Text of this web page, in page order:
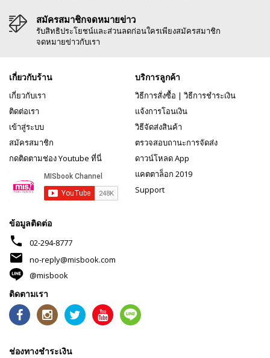
สมัครสมาชิกจดหมายข่าว
รับสิทธิประโยชน์และส่วนลดก่อนใครเพียงสมัครสมาชิก
จดหมายข่าวกับเรา
เกี่ยวกับร้าน
เกี่ยวกับเรา
ติดต่อเรา
เข้าสู่ระบบ
สมัครสมาชิก
กดติดตามช่อง Youtube ที่นี่
บริการลูกค้า
วิธีการสั่งซื้อ | วิธีการชำระเงิน
แจ้งการโอนเงิน
วิธีจัดส่งสินค้า
ตรวจสอบถานะการจัดส่ง
ดาวน์โหลด App
แคตตาล็อก 2019
Support
ข้อมูลติดต่อ
phone 02-294-8777
mail
no-reply@misbook.com
@misbook
ติดตามเรา
ช่องทางชำระเงิน